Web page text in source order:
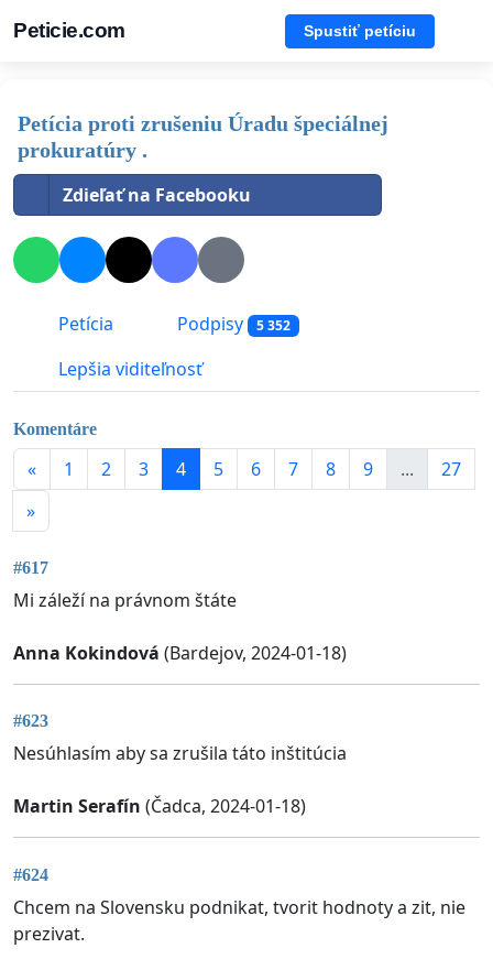
Peticie.com Spustiť petíciu
Petícia proti zrušeniu Úradu špeciálnej
prokuratúry .
Zdieľať na Facebooku
Petícia Podpisy 5 352
Lepšia viditeľnosť
Komentáre
« 1 2 3 4 5 6 7 8 9 ...
27
»
#617
Mi záleží na právnom štáte
Anna Kokindová (Bardejov, 2024-01-18)
#623
Nesúhlasím aby sa zrušila táto inštitúcia
Martin Serafín (Čadca, 2024-01-18)
#624
Chcem na Slovensku podnikat, tvorit hodnoty a zit, nie
prezivat.